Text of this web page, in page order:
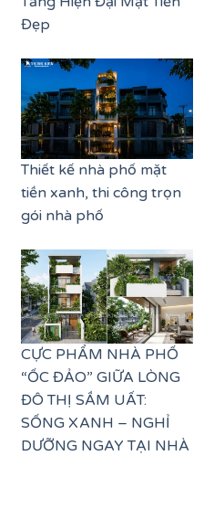
Đẹp
Thiết kế nhà phố mặt
tiền xanh, thi công trọn
gói nhà phố
CỰC PHẨM NHÀ PHỐ
“ỐC ĐẢO” GIỮA LÒNG
ĐÔ THỊ SẦM UẤT:
SỐNG XANH – NGHỈ
DƯỠNG NGAY TẠI NHÀ